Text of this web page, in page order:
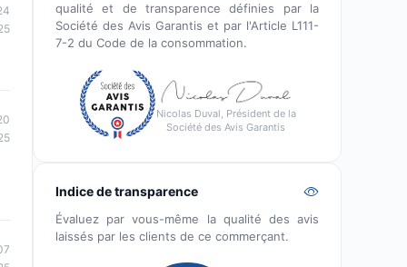
qualité et de transparence définies par la
Société des Avis Garantis et par l'Article L111-
7-2 du Code de la consommation.
Nicolas Duval, Président de la
Société des Avis Garantis
Indice de transparence
Évaluez par vous-même la qualité des avis
laissés par les clients de ce commerçant.